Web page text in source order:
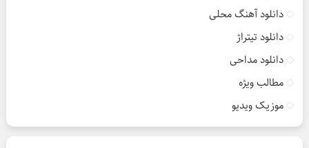
دانلود آهنگ محلی
دانلود تیتراژ
دانلود مداحی
مطالب ویژه
موزیک ویدیو